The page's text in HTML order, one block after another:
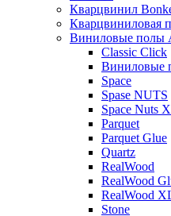
Кварцвинил
Кварцвиниловая
Виниловые полы
Classic Click
Виниловые
Space
Spase NUTS
Space Nuts
Parquet
Parquet Glue
Quartz
RealWood
RealWood
RealWood
Stone